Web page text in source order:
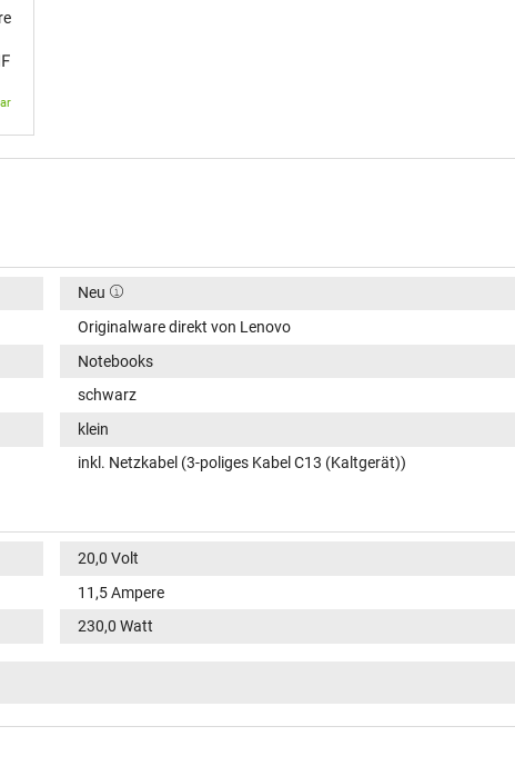
Neu
Originalware direkt von Lenovo
Notebooks
schwarz
klein
inkl. Netzkabel (3-poliges Kabel C13 (Kaltgerät))
20,0 Volt
11,5 Ampere
230,0 Watt